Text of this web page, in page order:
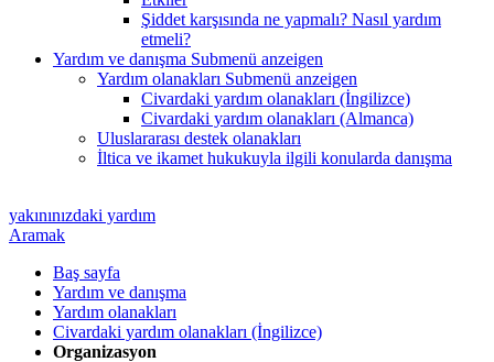
Şiddet karşısında ne yapmalı? Nasıl yardım
etmeli?
Yardım ve danışma Submenü anzeigen
Yardım olanakları Submenü anzeigen
Civardaki yardım olanakları (İngilizce)
Civardaki yardım olanakları (Almanca)
Uluslararası destek olanakları
İltica ve ikamet hukukuyla ilgili konularda danışma
yakınınızdaki yardım
Aramak
Baş sayfa
Yardım ve danışma
Yardım olanakları
Civardaki yardım olanakları (İngilizce)
Organizasyon